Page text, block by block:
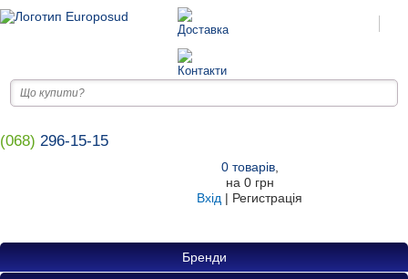
(068) 296-15-15
0товарів,
на 0 грн
Вхід | Регистрація
Бренди